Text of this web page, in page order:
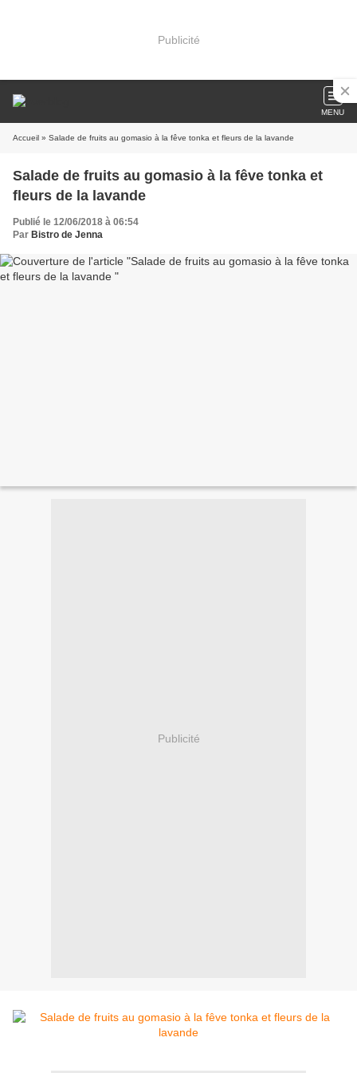
Publicité
MENU
Accueil » Salade de fruits au gomasio à la fêve tonka et fleurs de la lavande
Salade de fruits au gomasio à la fêve tonka et
fleurs de la lavande
Publié le 12/06/2018 à 06:54
Par Bistro de Jenna
Publicité